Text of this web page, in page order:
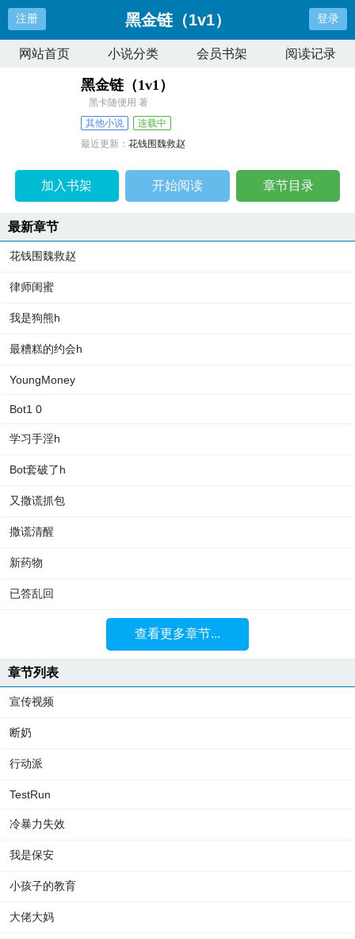
注册 黑金链（1v1） 登录
网站首页 小说分类 会员书架 阅读记录
黑金链（1v1）
黑卡随便用 著
其他小说
连载中
最近更新：花钱围魏救赵
加入书架 开始阅读 章节目录
最新章节
花钱围魏救赵
律师闺蜜
我是狗熊h
最糟糕的约会h
YoungMoney
Bot1 0
学习手淫h
Bot套破了h
又撒谎抓包
撒谎清醒
新药物
已答乱回
查看更多章节...
章节列表
宣传视频
断奶
行动派
TestRun
冷暴力失效
我是保安
小孩子的教育
大佬大妈